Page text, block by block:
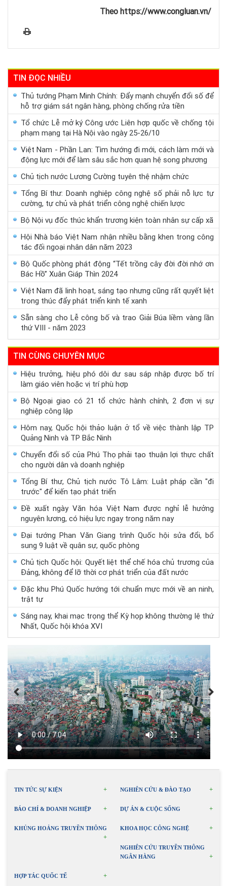
Theo https://www.congluan.vn/
TIN ĐỌC NHIỀU
Thủ tướng Phạm Minh Chính: Đẩy mạnh chuyển đổi số để
hỗ trợ giám sát ngân hàng, phòng chống rửa tiền
Tổ chức Lễ mở ký Công ước Liên hợp quốc về chống tội
phạm mạng tại Hà Nội vào ngày 25-26/10
Việt Nam - Phần Lan: Tìm hướng đi mới, cách làm mới và
động lực mới để làm sâu sắc hơn quan hệ song phương
Chủ tịch nước Lương Cường tuyên thệ nhậm chức
Tổng Bí thư: Doanh nghiệp công nghệ số phải nỗ lực tự
cường, tự chủ và phát triển công nghệ chiến lược
Bộ Nội vụ đốc thúc khẩn trương kiện toàn nhân sự cấp xã
Hội Nhà báo Việt Nam nhận nhiều bằng khen trong công
tác đối ngoại nhân dân năm 2023
Bộ Quốc phòng phát động “Tết trồng cây đời đời nhớ ơn
Bác Hồ” Xuân Giáp Thìn 2024
Việt Nam đã linh hoạt, sáng tạo nhưng cũng rất quyết liệt
trong thúc đẩy phát triển kinh tế xanh
Sẵn sàng cho Lễ công bố và trao Giải Búa liềm vàng lần
thứ VIII - năm 2023
TIN CÙNG CHUYÊN MỤC
Hiệu trưởng, hiệu phó dôi dư sau sáp nhập được bố trí
làm giáo viên hoặc vị trí phù hợp
Bộ Ngoại giao có 21 tổ chức hành chính, 2 đơn vị sự
nghiệp công lập
Hôm nay, Quốc hội thảo luận ở tổ về việc thành lập TP
Quảng Ninh và TP Bắc Ninh
Chuyển đổi số của Phú Thọ phải tạo thuận lợi thực chất
cho người dân và doanh nghiệp
Tổng Bí thư, Chủ tịch nước Tô Lâm: Luật pháp cần "đi
trước" để kiến tạo phát triển
Đề xuất ngày Văn hóa Việt Nam được nghỉ lễ hưởng
nguyên lương, có hiệu lực ngay trong năm nay
Đại tướng Phan Văn Giang trình Quốc hội sửa đổi, bổ
sung 9 luật về quân sự, quốc phòng
Chủ tịch Quốc hội: Quyết liệt thể chế hóa chủ trương của
Đảng, không để lỡ thời cơ phát triển của đất nước
Đặc khu Phú Quốc hướng tới chuẩn mực mới về an ninh,
trật tự
Sáng nay, khai mạc trọng thể Kỳ họp không thường lệ thứ
Nhất, Quốc hội khóa XVI
TIN TỨC SỰ KIỆN NGHIÊN CỨU & ĐÀO TẠO
BÁO CHÍ & DOANH NGHIỆP DỰ ÁN & CUỘC SỐNG
KHỦNG HOẢNG TRUYỀN THÔNG KHOA HỌC CÔNG NGHỆ
NGHIÊN CỨU TRUYỀN THÔNG
NGÂN HÀNG
HỢP TÁC QUỐC TẾ